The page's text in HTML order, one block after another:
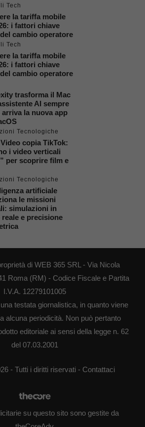
Tech
la tariffa mobile
i fattori chiave
cambio operatore
Tech
la tariffa mobile
i fattori chiave
cambio operatore
trasforma il Mac
AI sempre
la nuova app
Tecnologiche
copia TikTok:
i video verticali
per scoprire film e
Tecnologiche
artificiale
le missioni
simulazioni in
reale e precisione
di WEB 365 SRL - Via Nicola
Roma (RM) - Codice Fiscale e Partita
I.V.A. 12279101005
testata giornalistica, in quanto viene
alcuna periodicità. Non può pertanto
editoriale ai sensi della legge n. 62
del 07.03.2001
- Tutti i diritti riservati - Contattaci
su questo sito sono gestite da